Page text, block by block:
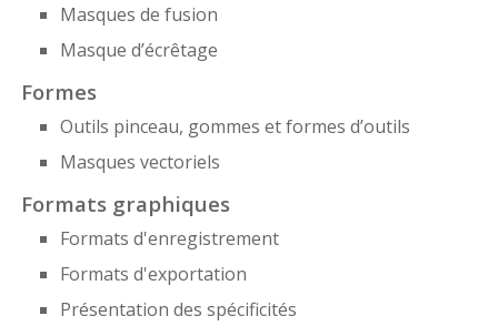
Masques de fusion
Masque d’écrêtage
Formes
Outils pinceau, gommes et formes d’outils
Masques vectoriels
Formats graphiques
Formats d'enregistrement
Formats d'exportation
Présentation des spécificités